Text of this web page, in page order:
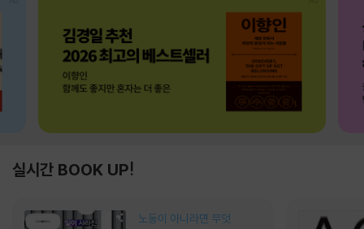
실시간 BOOK UP!
노동이 아니라면 무엇